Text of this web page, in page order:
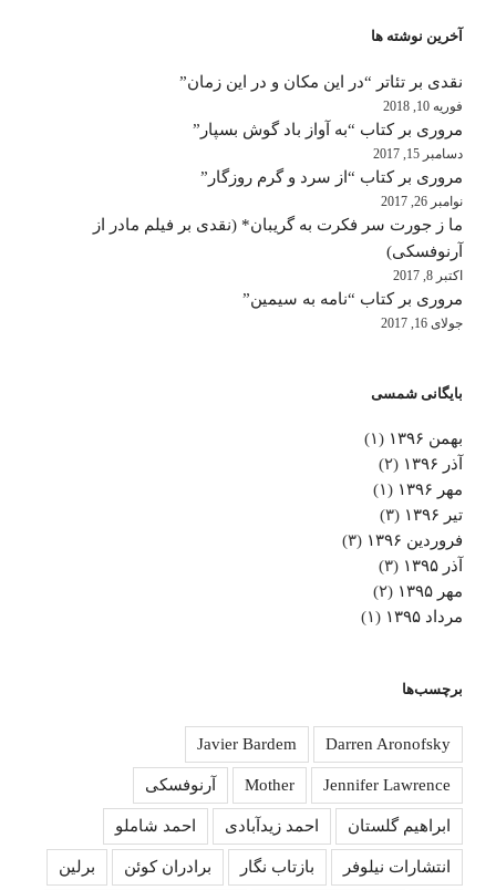
آخرین نوشته ها
نقدی بر تئاتر “در این مکان و در این زمان”
فوریه 10, 2018
مروری بر کتاب “به آواز باد گوش بسپار”
دسامبر 15, 2017
مروری بر کتاب “از سرد و گرم روزگار”
نوامبر 26, 2017
ما ز جورت سر فکرت به گریبان* (نقدی بر فیلم مادر از
آرنوفسکی)
اکتبر 8, 2017
مروری بر کتاب “نامه به سیمین”
جولای 16, 2017
بایگانی شمسی
بهمن ۱۳۹۶
(۱)
آذر ۱۳۹۶
(۲)
مهر ۱۳۹۶
(۱)
تیر ۱۳۹۶
(۳)
فروردین ۱۳۹۶
(۳)
آذر ۱۳۹۵
(۳)
مهر ۱۳۹۵
(۲)
مرداد ۱۳۹۵
(۱)
برچسب‌ها
Darren Aronofsky
Javier Bardem
Jennifer Lawrence
Mother آرنوفسکی
ابراهیم گلستان احمد زیدآبادی احمد شاملو
انتشارات نیلوفر بازتاب نگار برادران کوئن برلین